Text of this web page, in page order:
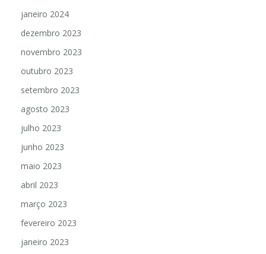
janeiro 2024
dezembro 2023
novembro 2023
outubro 2023
setembro 2023
agosto 2023
julho 2023
junho 2023
maio 2023
abril 2023
março 2023
fevereiro 2023
janeiro 2023